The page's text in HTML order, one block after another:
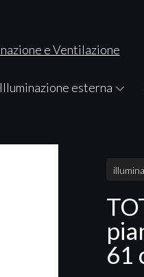
Illuminazione esterna
61